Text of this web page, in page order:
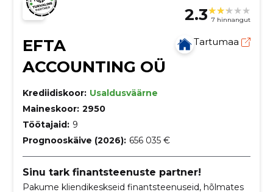
2.3 7 hinnangut
EFTA
ACCOUNTING OÜ
Tartumaa
Krediidiskoor: Usaldusväärne
Maineskoor: 2950
Töötajaid: 9
Prognooskäive (2026): 656 035 €
Sinu tark finantsteenuste partner!
Pakume kliendikeskseid finantsteenuseid, hõlmates